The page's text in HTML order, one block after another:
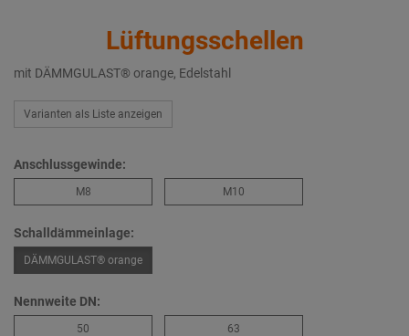
Lüftungsschellen
mit DÄMMGULAST® orange, Edelstahl
Varianten als Liste anzeigen
Anschlussgewinde:
M8 M10
Schalldämmeinlage:
DÄMMGULAST® orange
Nennweite DN:
50 63